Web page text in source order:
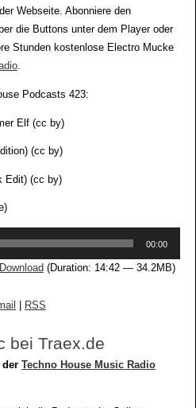
Webseite. Abonniere den
die Buttons unter dem Player oder
Stunden kostenlose Electro Mucke
.
Podcasts 423:
Elf (cc by)
(cc by)
Edit) (cc by)
00:00
Download (Duration: 14:42 — 34.2MB)
RSS
bei Traex.de
der Techno House Music Radio